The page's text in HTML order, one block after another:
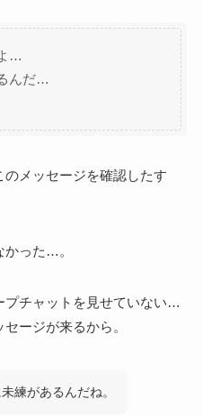
…
んだ…
メッセージを確認したす
かった…。
プチャットを見せていない…
ージが来るから。
練があるんだね。